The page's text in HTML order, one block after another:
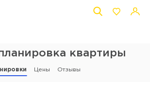
квартиры
Цены Отзывы